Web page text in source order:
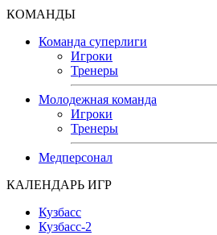
КОМАНДЫ
Команда суперлиги
Игроки
Тренеры
Молодежная команда
Игроки
Тренеры
Медперсонал
КАЛЕНДАРЬ ИГР
Кузбасс
Кузбасс-2